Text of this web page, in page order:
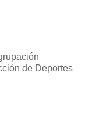
de Deportes